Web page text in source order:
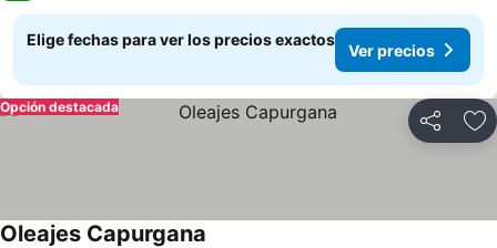
Elige fechas para ver los precios exactos
Ver precios
Compartir
Opción destacada
Oleajes Capurgana